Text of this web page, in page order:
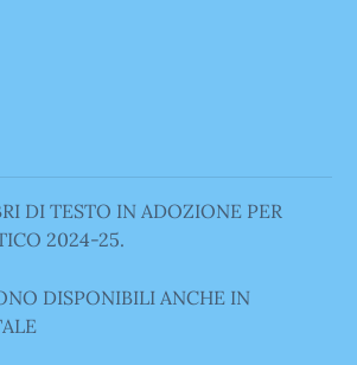
DI TESTO IN ADOZIONE PER
2024-25.
DISPONIBILI ANCHE IN